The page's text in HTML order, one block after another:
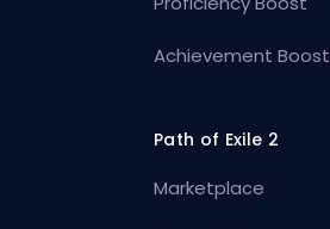
Achievement Boost
Path of Exile 2
Marketplace